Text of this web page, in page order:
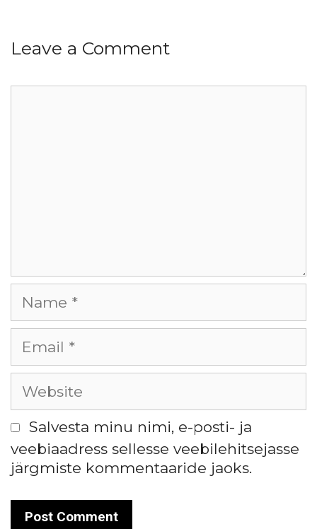
Leave a Comment
Salvesta minu nimi, e-posti- ja
veebiaadress sellesse veebilehitsejasse
järgmiste kommentaaride jaoks.